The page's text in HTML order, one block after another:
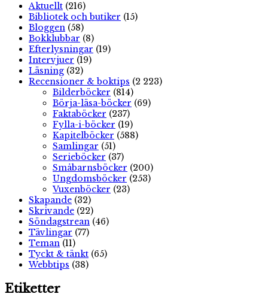
Aktuellt (216)
Bibliotek och butiker (15)
Bloggen (58)
Bokklubbar (8)
Efterlysningar (19)
Intervjuer (19)
Läsning (32)
Recensioner & boktips (2 223)
Bilderböcker (814)
Börja-läsa-böcker (69)
Faktaböcker (237)
Fylla-i-böcker (19)
Kapitelböcker (588)
Samlingar (51)
Serieböcker (37)
Småbarnsböcker (200)
Ungdomsböcker (253)
Vuxenböcker (23)
Skapande (32)
Skrivande (22)
Söndagstrean (46)
Tävlingar (77)
Teman (11)
Tyckt & tänkt (65)
Webbtips (38)
Etiketter